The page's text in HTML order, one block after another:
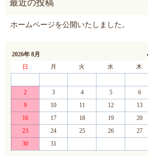
ホームページを公開いたしました。
2026年 8月
日
月 火 水 木
2
3 4 5 6
9
10 11 12 13
16
17 18 19 20
23
24 25 26 27
30
31